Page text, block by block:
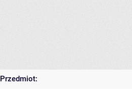
Przedmiot: